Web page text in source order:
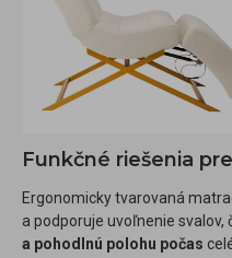
Funkčné riešenia
Ergonomicky tvarovaná
a podporuje uvoľnenie svalov,
a pohodlnú polohu počas